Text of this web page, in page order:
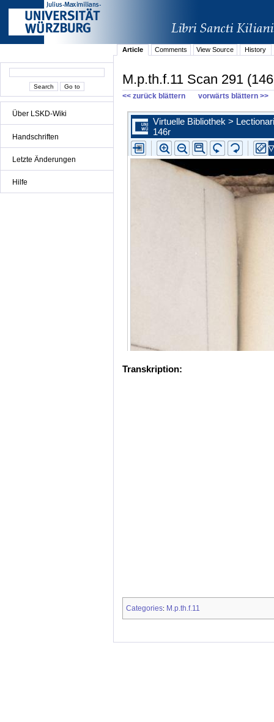
Über LSKD-Wiki
Handschriften
Letzte Änderungen
Hilfe
Article Comments View Source History
M.p.th.f.11 Scan 291
<< zurück blättern vorwärts blättern >>
Transkription:
Categories: M.p.th.f.11